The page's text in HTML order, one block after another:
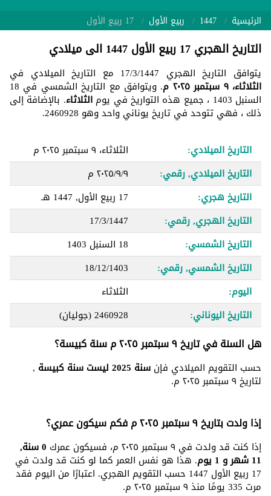
الرئيسية 1447 ربيع الأول 17 ربيع الأول
التاريخ الهجري 17 ربيع الأول 1447 الى ميلادي
يتوافق التاريخ الهجري 17/3/1447 مع التاريخ الميلادي في
الثلاثاء، ٩ سبتمبر ٢٠٢٥ م . ويتوافق مع التاريخ الشمسي في 18
السنبل 1403 ، جميع هذه التواريخ في يوم الثلاثاء. بالإضافة إلى
ذلك ، فهي تتوحد في تاريخ يوناني واحد وهو 2460928.
التاريخ الميلادي:
الثلاثاء، ٩ سبتمبر ٢٠٢٥ م
التاريخ الميلادي, رقمي:
٩‏/٩‏/٢٠٢٥ م
التاريخ هجري:
17 ربيع الأول, 1447 هـ
التاريخ الهجري, رقمي:
17/3/1447
التاريخ الشمسي:
18 السنبل 1403
التاريخ الشمسي, رقمي:
18/12/1403
اليوم:
الثلاثاء
التاريخ اليوناني:
2460928(جوليان)
هل السنة في تاريخ ٩ سبتمبر ٢٠٢٥ م سنة كبيسة؟
حسب التقويم الميلادي فإن سنة 2025 ليست سنة كبيسة ,
لتاريخ ٩ سبتمبر ٢٠٢٥ م.
إذا ولدت بتاريخ ٩ سبتمبر ٢٠٢٥ م فكم سيكون عمري؟
إذا كنت قد ولدت في ٩ سبتمبر ٢٠٢٥ م، فسيكون عمرك 0 سنة,
11 شهر و 1 يوم . هذا هو نفس العمر كما لو كنت قد ولدت في
17 ربيع الأول 1447 حسب التقويم الهجري. اعتبارًا من اليوم فقد
مرت 335 يومًا منذ ٩ سبتمبر ٢٠٢٥ م.